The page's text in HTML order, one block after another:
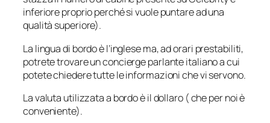
inferiore proprio perché si vuole puntare ad una
qualità superiore).
La lingua di bordo è l’inglese ma, ad orari prestabiliti,
potrete trovare un concierge parlante italiano a cui
potete chiedere tutte le informazioni che vi servono.
La valuta utilizzata a bordo è il dollaro ( che per noi è
conveniente).